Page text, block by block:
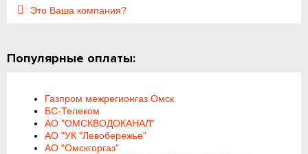
Это Ваша компания?
Популярные оплаты:
Газпром межрегионгаз Омск
БС-Телеком
АО "ОМСКВОДОКАНАЛ"
АО "УК "Левобережье"
АО "Омскгоргаз"